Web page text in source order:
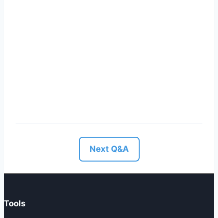
Next Q&A
Tools